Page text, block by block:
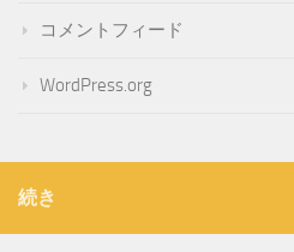
コメントフィード
WordPress.org
続き